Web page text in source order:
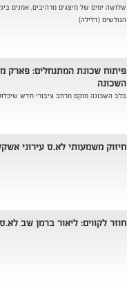
הגולשים (דלילה)
פיתוח שכונת המתנחלים: פארק
השכונה
בלב השכונה מוקם מרחב ציבורי חדש
חיזוק משמעותי לא.ס עירוני
חוזר לקווים: ליאור ברמן שב